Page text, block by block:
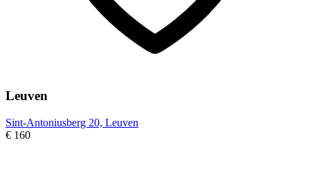
Leuven
Sint-Antoniusberg 20, Leuven
€ 160